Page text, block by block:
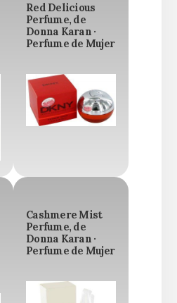
Red Delicious
Perfume, de
Donna Karan ·
Perfume de Mujer
Cashmere Mist
Perfume, de
Donna Karan ·
Perfume de Mujer